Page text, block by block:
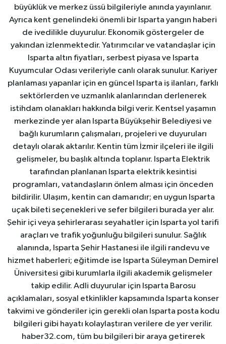
büyüklük ve merkez üssü bilgileriyle anında yayınlanır.
Ayrıca kent genelindeki önemli bir Isparta yangın haberi
de ivedilikle duyurulur. Ekonomik göstergeler de
yakından izlenmektedir. Yatırımcılar ve vatandaşlar için
Isparta altın fiyatları, serbest piyasa ve Isparta
Kuyumcular Odası verileriyle canlı olarak sunulur. Kariyer
planlaması yapanlar için en güncel Isparta iş ilanları, farklı
sektörlerden ve uzmanlık alanlarından derlenerek
istihdam olanakları hakkında bilgi verir. Kentsel yaşamın
merkezinde yer alan Isparta Büyükşehir Belediyesi ve
bağlı kurumların çalışmaları, projeleri ve duyuruları
detaylı olarak aktarılır. Kentin tüm İzmir ilçeleri ile ilgili
gelişmeler, bu başlık altında toplanır. Isparta Elektrik
tarafından planlanan Isparta elektrik kesintisi
programları, vatandaşların önlem alması için önceden
bildirilir. Ulaşım, kentin can damarıdır; en uygun Isparta
uçak bileti seçenekleri ve sefer bilgileri burada yer alır.
Şehir içi veya şehirlerarası seyahatler için Isparta yol tarifi
araçları ve trafik yoğunluğu bilgileri sunulur. Sağlık
alanında, Isparta Şehir Hastanesi ile ilgili randevu ve
hizmet haberleri; eğitimde ise Isparta Süleyman Demirel
Üniversitesi gibi kurumlarla ilgili akademik gelişmeler
takip edilir. Adli duyurular için Isparta Barosu
açıklamaları, sosyal etkinlikler kapsamında Isparta konser
takvimi ve gönderiler için gerekli olan Isparta posta kodu
bilgileri gibi hayatı kolaylaştıran verilere de yer verilir.
haber32.com, tüm bu bilgileri bir araya getirerek